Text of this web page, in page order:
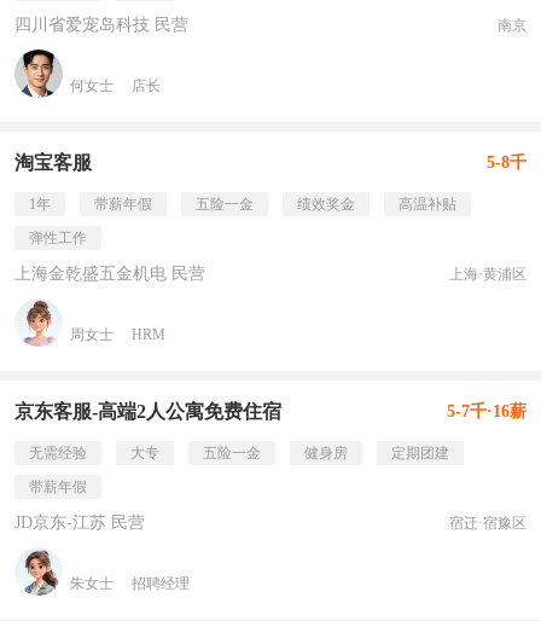
四川省爱宠岛科技 民营 南京
何女士 店长
淘宝客服 5-8千
1年 带薪年假 五险一金 绩效奖金
高温补贴
弹性工作
上海金乾盛五金机电 民营 上海·黄浦区
周女士 HRM
京东客服-高端2人公寓免费住宿 5-7千·16薪
无需经验 大专 五险一金 健身房
定期团建
带薪年假
JD京东-江苏 民营 宿迁·宿豫区
朱女士 招聘经理